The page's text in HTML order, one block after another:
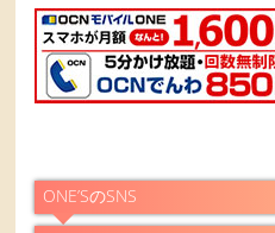
ONE’SのSNS